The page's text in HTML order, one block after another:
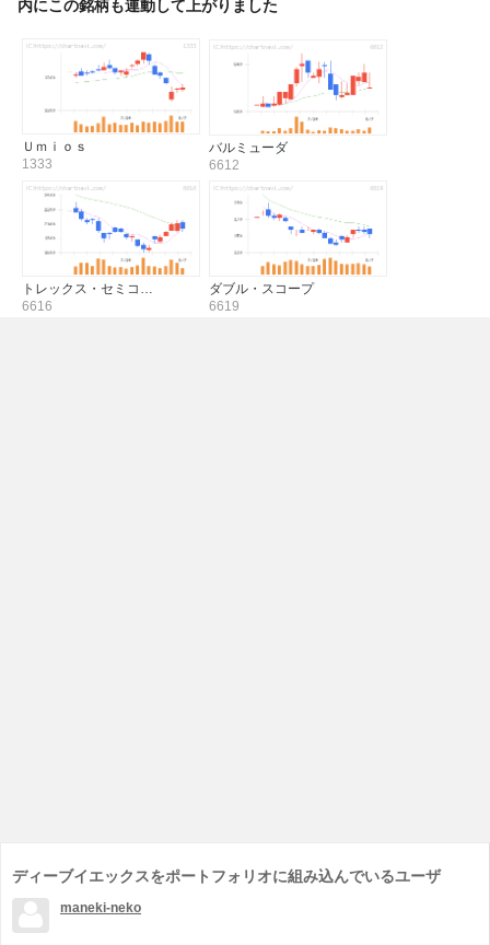
内にこの銘柄も連動して上がりました
Ｕｍｉｏｓ
1333
バルミューダ
6612
トレックス・セミコ…
6616
ダブル・スコープ
6619
ディーブイエックスをポートフォリオに組み込んでいるユーザ
maneki-neko